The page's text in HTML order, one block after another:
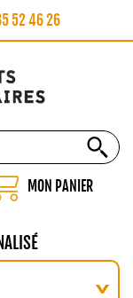
52 46 26
MON PANIER